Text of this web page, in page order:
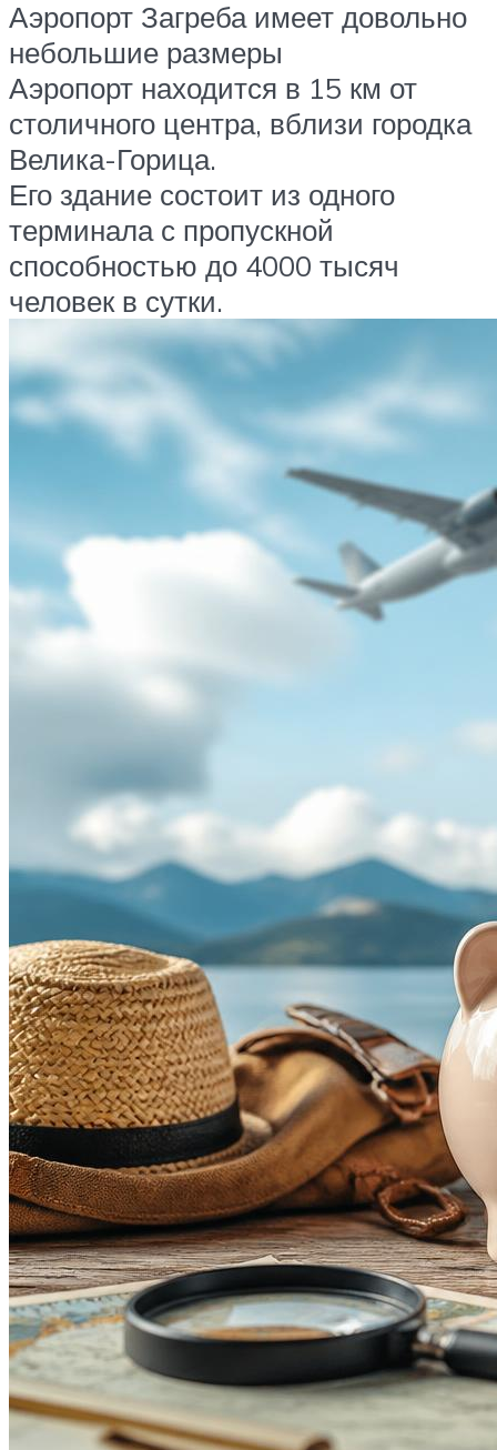
Аэропорт Загреба имеет довольно
небольшие размеры
Аэропорт находится в 15 км от
столичного центра, вблизи городка
Велика-Горица.
Его здание состоит из одного
терминала с пропускной
способностью до 4000 тысяч
человек в сутки.